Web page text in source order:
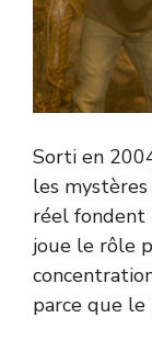
Sorti en
les
réel fondent
joue le rôle
parce que